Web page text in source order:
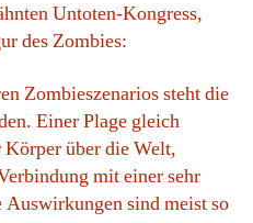
Untoten-Kongress,
des Zombies:
Zombieszenarios steht die
Einer Plage gleich
über die Welt,
mit einer sehr
sind meist so